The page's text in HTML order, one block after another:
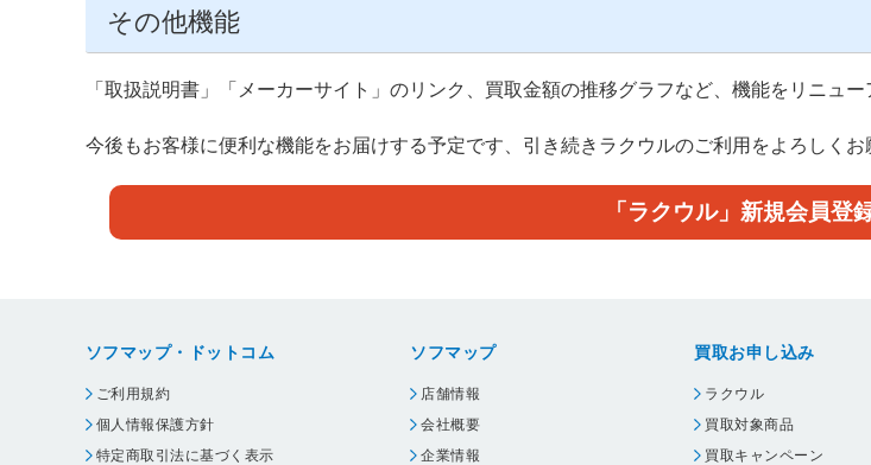
その他機能
「取扱説明書」「メーカーサイト」のリンク、買取金額の推移グラフなど、機能をリニュー
今後もお客様に便利な機能をお届けする予定です、引き続きラクウルのご利用をよろしくお
「ラクウル」新規会員登
ソフマップ・ドットコム
ご利用規約
個人情報保護方針
特定商取引法に基づく表示
ソフマップ
店舗情報
会社概要
企業情報
買取お申し込み
ラクウル
買取対象商品
買取キャンペーン